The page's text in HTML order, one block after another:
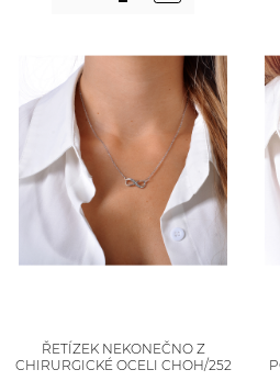
ŘETÍZEK NEKONEČNO Z
CHIRURGICKÉ OCELI CHOH/252